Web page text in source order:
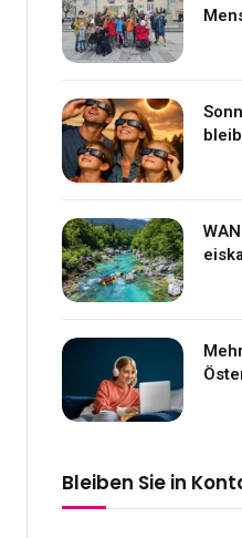
Bleiben Sie in